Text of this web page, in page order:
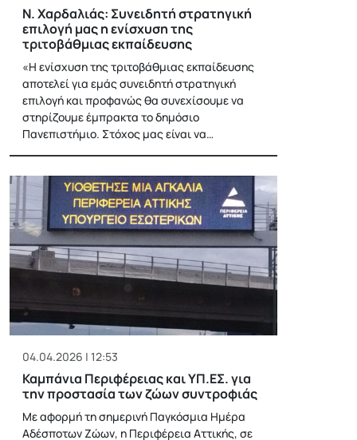
Ν. Χαρδαλιάς: Συνειδητή στρατηγική
επιλογή μας η ενίσχυση της
τριτοβάθμιας εκπαίδευσης
«Η ενίσχυση της τριτοβάθμιας εκπαίδευσης
αποτελεί για εμάς συνειδητή στρατηγική
επιλογή και προφανώς θα συνεχίσουμε να
στηρίζουμε έμπρακτα το δημόσιο
Πανεπιστήμιο. Στόχος μας είναι να…
04.04.2026 | 12:53
Καμπάνια Περιφέρειας και ΥΠ.ΕΣ. για
την προστασία των ζώων συντροφιάς
Με αφορμή τη σημερινή Παγκόσμια Ημέρα
Αδέσποτων Ζώων, η Περιφέρεια Αττικής, σε